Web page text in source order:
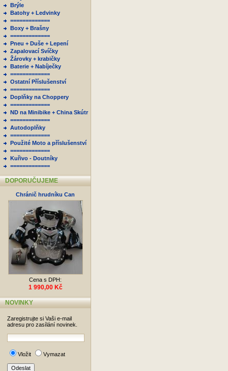
Brýle
Batohy + Ledvinky
=============
Boxy + Brašny
=============
Pneu + Duše + Lepení
Zapalovací Svíčky
Žárovky + krabičky
Baterie + Nabíječky
=============
Ostatní Příslušenství
=============
Doplňky na Choppery
=============
ND na Minibike + China Skútr
=============
Autodoplňky
=============
Použité Moto a příslušenství
=============
Kuřivo - Doutníky
=============
DOPORUČUJEME
Chránič hrudníku Can
Cena s DPH:
1 990,00 Kč
NOVINKY
Zaregistrujte si Vaši e-mail
adresu pro zasílání novinek.
Vložit Vymazat